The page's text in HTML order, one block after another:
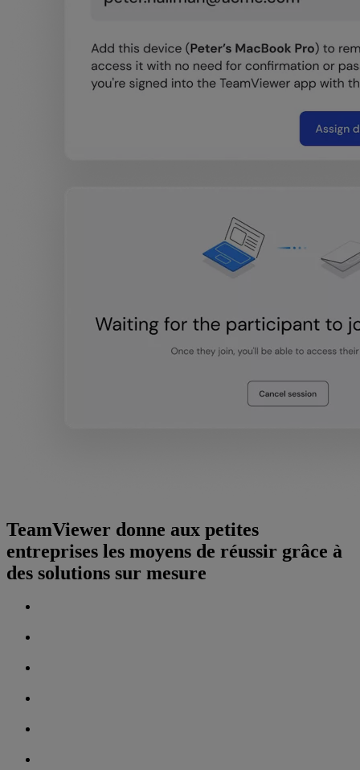
TeamViewer donne aux petites
entreprises les moyens de réussir grâce à
des solutions sur mesure